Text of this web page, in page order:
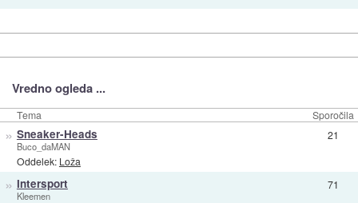
Vredno ogleda ...
Tema Sporočila
» Sneaker-Heads
Buco_daMAN
Oddelek: Loža
21
» Intersport
Kleemen
71